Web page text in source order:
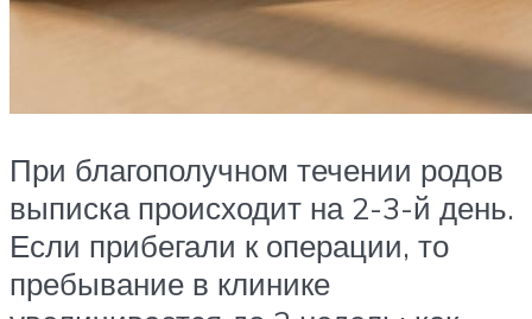
При благополучном течении родов
выписка происходит на 2-3-й день.
Если прибегали к операции, то
пребывание в клинике